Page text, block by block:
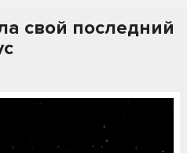
свой последний